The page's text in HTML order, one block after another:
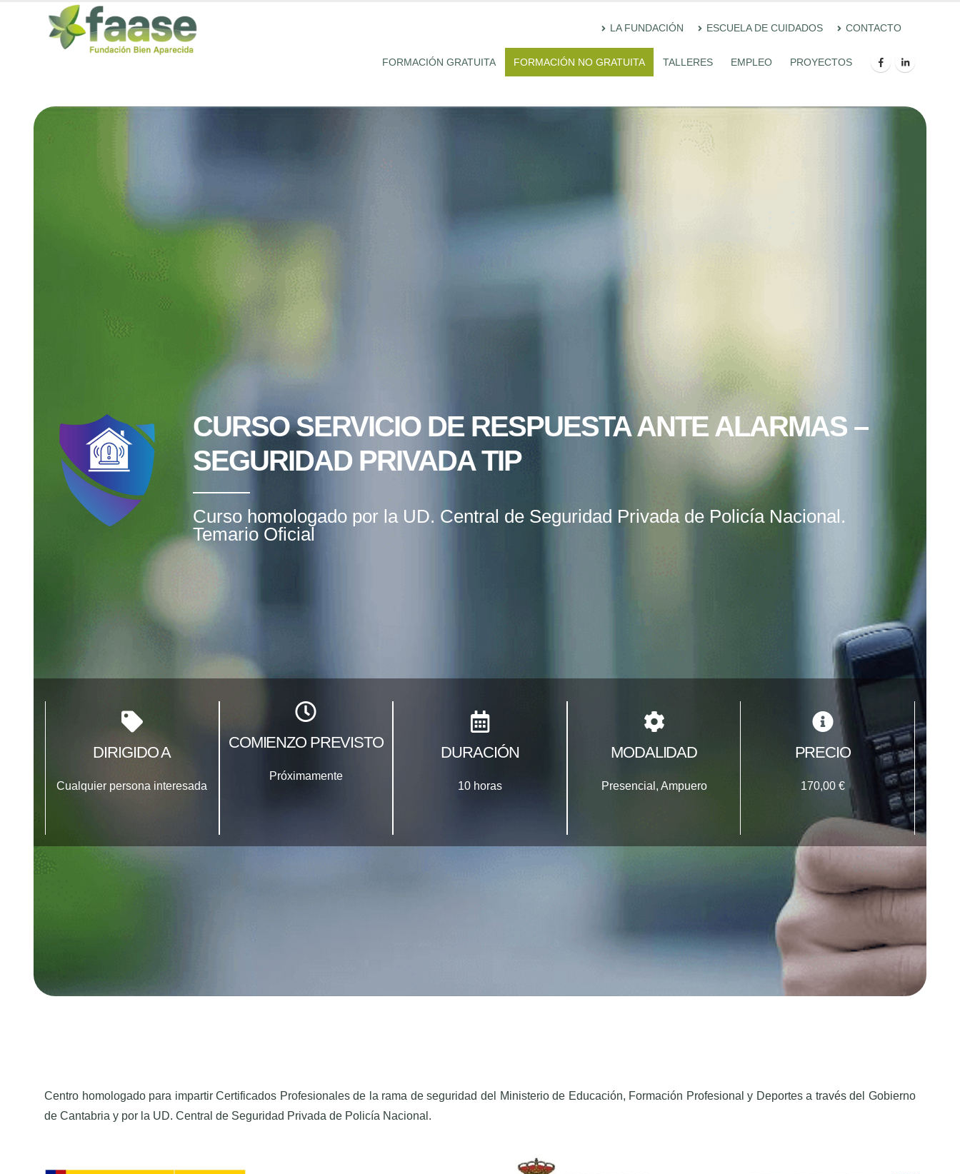
LA FUNDACIÓN ESCUELA DE CUIDADOS CONTACTO
FORMACIÓN GRATUITA FORMACIÓN NO GRATUITA TALLERES EMPLEO PROYECTOS
CURSO SERVICIO DE RESPUESTA ANTE ALARMAS –
SEGURIDAD PRIVADA TIP
Curso homologado por la UD. Central de Seguridad Privada de Policía Nacional.
Temario Oficial
DIRIGIDO A
Cualquier persona interesada
COMIENZO PREVISTO
Próximamente
DURACIÓN
10 horas
MODALIDAD
Presencial, Ampuero
PRECIO
170,00 €
Centro homologado para impartir Certificados Profesionales de la rama de seguridad del Ministerio de Educación, Formación Profesional y Deportes a través del Gobierno
de Cantabria y por la UD. Central de Seguridad Privada de Policía Nacional.